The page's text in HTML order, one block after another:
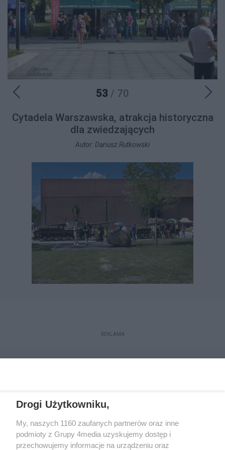
53 / 70
Cytadela Warszawska, atrakcja historyczna
dla zwiedzających
Autor: Dariusz Rutkowski
REKLAMA
Drogi Użytkowniku,
My, naszych 1160 zaufanych partnerów oraz inne
podmioty z Grupy 4media uzyskujemy dostęp i
przechowujemy informacje na urządzeniu oraz